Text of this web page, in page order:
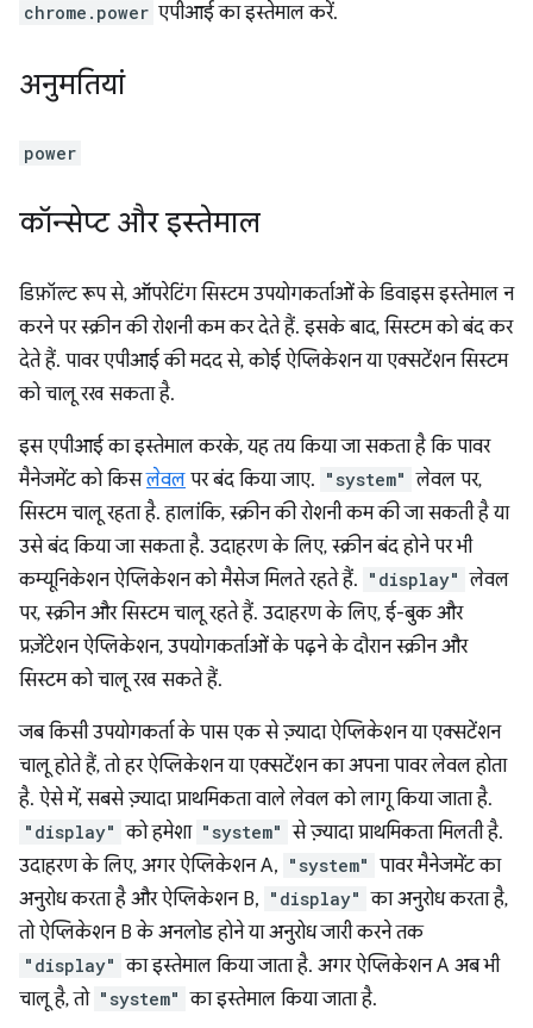
chrome.power एपीआई का इस्तेमाल करें.
अनुमतियां
power
कॉन्सेप्ट और इस्तेमाल
डिफ़ॉल्ट रूप से, ऑपरेटिंग सिस्टम उपयोगकर्ताओं के डिवाइस इस्तेमाल न
करने पर स्क्रीन की रोशनी कम कर देते हैं. इसके बाद, सिस्टम को बंद कर
देते हैं. पावर एपीआई की मदद से, कोई ऐप्लिकेशन या एक्सटेंशन सिस्टम
को चालू रख सकता है.
इस एपीआई का इस्तेमाल करके, यह तय किया जा सकता है कि पावर
मैनेजमेंट को किसलेवल पर बंद किया जाए. "system" लेवल पर,
सिस्टम चालू रहता है. हालांकि, स्क्रीन की रोशनी कम की जा सकती है या
उसे बंद किया जा सकता है. उदाहरण के लिए, स्क्रीन बंद होने पर भी
कम्यूनिकेशन ऐप्लिकेशन को मैसेज मिलते रहते हैं. "display" लेवल
पर, स्क्रीन और सिस्टम चालू रहते हैं. उदाहरण के लिए, ई-बुक और
प्रज़ेंटेशन ऐप्लिकेशन, उपयोगकर्ताओं के पढ़ने के दौरान स्क्रीन और
सिस्टम को चालू रख सकते हैं.
जब किसी उपयोगकर्ता के पास एक से ज़्यादा ऐप्लिकेशन या एक्सटेंशन
चालू होते हैं, तो हर ऐप्लिकेशन या एक्सटेंशन का अपना पावर लेवल होता
है. ऐसे में, सबसे ज़्यादा प्राथमिकता वाले लेवल को लागू किया जाता है.
"display" को हमेशा "system" से ज़्यादा प्राथमिकता मिलती है.
उदाहरण के लिए, अगर ऐप्लिकेशन A, "system" पावर मैनेजमेंट का
अनुरोध करता है और ऐप्लिकेशन B, "display" का अनुरोध करता है,
तो ऐप्लिकेशन B के अनलोड होने या अनुरोध जारी करने तक
"display" का इस्तेमाल किया जाता है. अगर ऐप्लिकेशन A अब भी
चालू है, तो "system" का इस्तेमाल किया जाता है.